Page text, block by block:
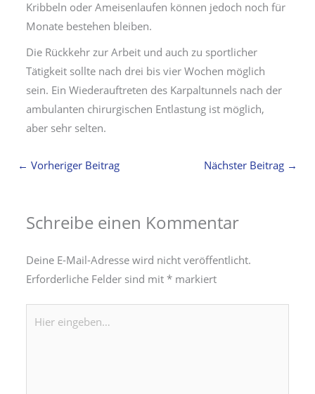
Kribbeln oder Ameisenlaufen können jedoch noch für
Monate bestehen bleiben.
Die Rückkehr zur Arbeit und auch zu sportlicher
Tätigkeit sollte nach drei bis vier Wochen möglich
sein. Ein Wiederauftreten des Karpaltunnels nach der
ambulanten chirurgischen Entlastung ist möglich,
aber sehr selten.
← Vorheriger Beitrag Nächster Beitrag →
Schreibe einen Kommentar
Deine E-Mail-Adresse wird nicht veröffentlicht.
Erforderliche Felder sind mit* markiert
eingeben…